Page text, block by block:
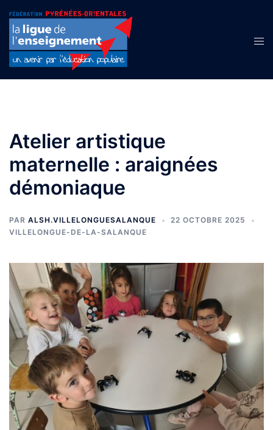
contenu
Atelier artistique
maternelle : araignées
démoniaque
PAR ALSH.VILLELONGUESALANQUE
22 OCTOBRE 2025
VILLELONGUE-DE-LA-SALANQUE